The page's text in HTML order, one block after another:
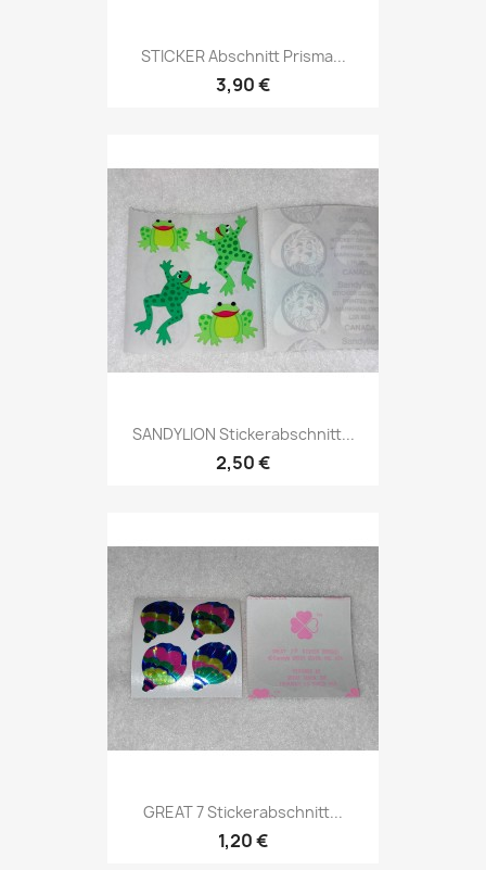
STICKER Abschnitt Prisma...
3,90 €
SANDYLION Stickerabschnitt...
2,50 €
GREAT 7 Stickerabschnitt...
1,20 €